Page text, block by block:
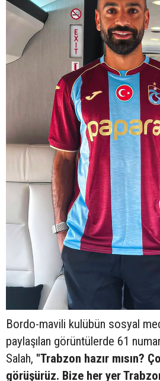
Bordo-mavili kulübün sosyal
paylaşılan görüntülerde 61
Salah, "Trabzon hazır mısın?
görüşürüz. Bize her yer